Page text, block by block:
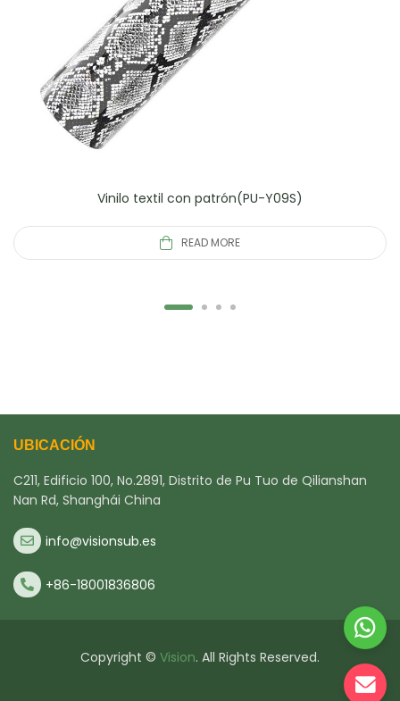
Vinilo textil con patrón(PU-Y09S)
READ MORE
UBICACIÓN
C211, Edificio 100, No.2891, Distrito de Pu Tuo de Qilianshan
Nan Rd, Shanghái China
info@visionsub.es
+86-18001836806
Copyright © Vision. All Rights Reserved.